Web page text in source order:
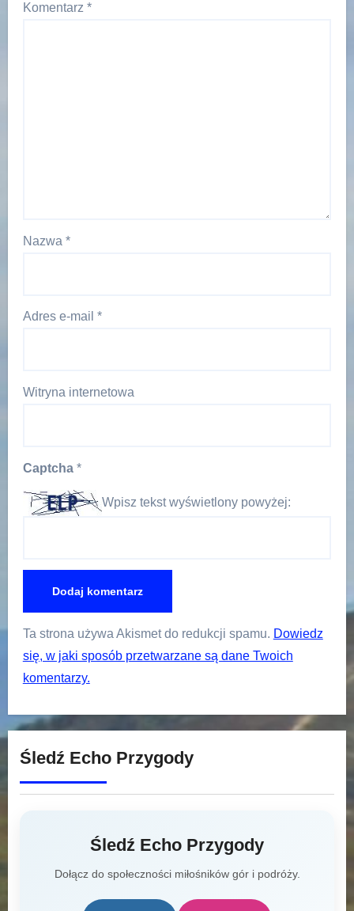
Komentarz *
Nazwa *
Adres e-mail *
Witryna internetowa
Captcha *
Wpisz tekst wyświetlony powyżej:
Ta strona używa Akismet do redukcji spamu. Dowiedz
się, w jaki sposób przetwarzane są dane Twoich
komentarzy.
Śledź Echo Przygody
Śledź Echo Przygody
Dołącz do społeczności miłośników gór i podróży.